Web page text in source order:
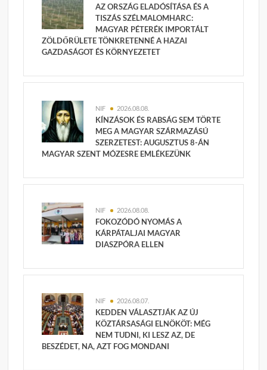
AZ ORSZÁG ELADÓSÍTÁSA ÉS A
TISZÁS SZÉLMALOMHARC:
MAGYAR PÉTERÉK IMPORTÁLT
ZÖLDŐRÜLETE TÖNKRETENNÉ A HAZAI
GAZDASÁGOT ÉS KÖRNYEZETET
NIF 2026.08.08.
KÍNZÁSOK ÉS RABSÁG SEM TÖRTE
MEG A MAGYAR SZÁRMAZÁSÚ
SZERZETEST: AUGUSZTUS 8-ÁN
MAGYAR SZENT MÓZESRE EMLÉKEZÜNK
NIF 2026.08.08.
FOKOZÓDÓ NYOMÁS A
KÁRPÁTALJAI MAGYAR
DIASZPÓRA ELLEN
NIF 2026.08.07.
KEDDEN VÁLASZTJÁK AZ ÚJ
KÖZTÁRSASÁGI ELNÖKÖT: MÉG
NEM TUDNI, KI LESZ AZ, DE
BESZÉDET, NA, AZT FOG MONDANI